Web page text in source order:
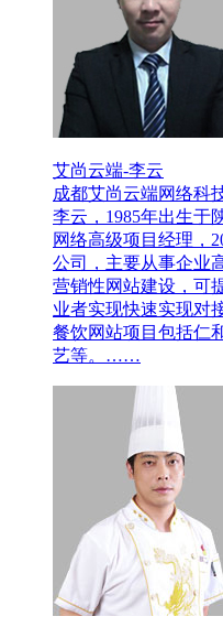
艾尚云端-李云
成都艾尚云端网络科
李云，1985年出生于
网络高级项目经理，
公司，主要从事企业
营销性网站建设，可
业者实现快速实现对
餐饮网站项目包括仁
艺等。……